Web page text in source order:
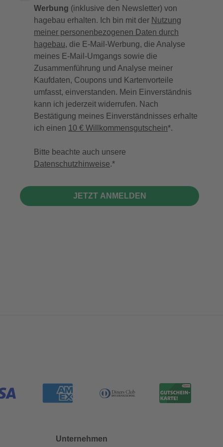
Werbung (inklusive den Newsletter) von
hagebau erhalten. Ich bin mit der Nutzung
meiner personenbezogenen Daten durch
hagebau, die E-Mail-Werbung, die Analyse
meines E-Mail-Umgangs sowie die
Zusammenführung und Analyse meiner
Kaufdaten, Coupons und Kartenvorteile
umfasst, einverstanden. Mein Einverständnis
kann ich jederzeit widerrufen. Nach
Bestätigung meines Einverständnisses erhalte
ich einen 10 € Willkommensgutschein*.
Bitte beachte auch unsere
Datenschutzhinweise.
JETZT ANMELDEN
Unternehmen